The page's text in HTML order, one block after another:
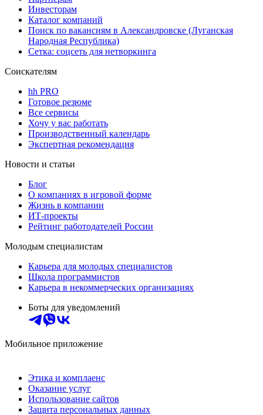
Инвесторам
Каталог компаний
Поиск по вакансиям в Александровске (Луганская
Народная Республика)
Сетка: соцсеть для нетворкинга
Соискателям
hh PRO
Готовое резюме
Все сервисы
Хочу у вас работать
Производственный календарь
Экспертная рекомендация
Новости и статьи
Блог
О компаниях в игровой форме
Жизнь в компании
ИТ-проекты
Рейтинг работодателей России
Молодым специалистам
Карьера для молодых специалистов
Школа программистов
Карьера в некоммерческих организациях
Боты для уведомлений
Мобильное приложение
Этика и комплаенс
Оказание услуг
Использование сайтов
Защита персональных данных